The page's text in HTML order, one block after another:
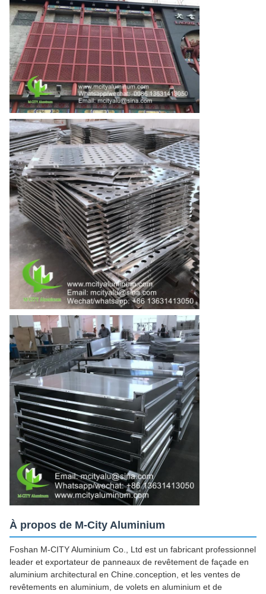
À propos de M-City Aluminium
Foshan M-CITY Aluminium Co., Ltd est un fabricant professionnel
leader et exportateur de panneaux de revêtement de façade en
aluminium architectural en Chine.conception, et les ventes de
revêtements en aluminium, de volets en aluminium et de